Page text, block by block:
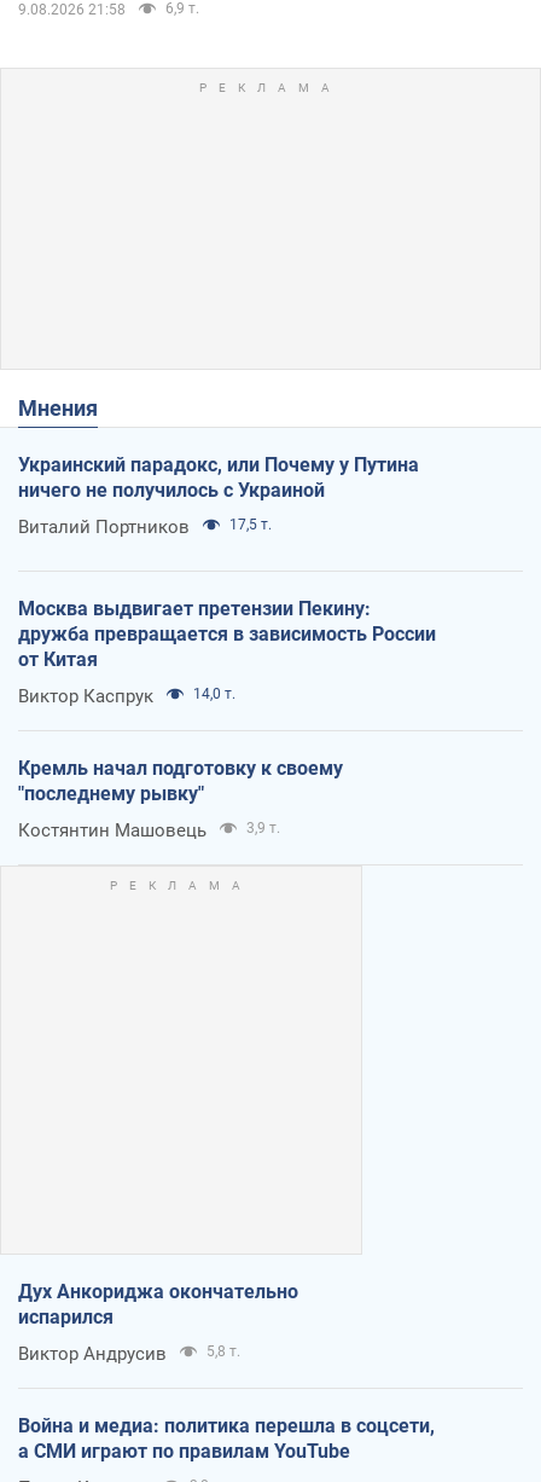
9.08.2026 21:58 6,9 т.
Мнения
Украинский парадокс, или Почему у Путина
ничего не получилось с Украиной
Виталий Портников 17,5 т.
Москва выдвигает претензии Пекину:
дружба превращается в зависимость России
от Китая
Виктор Каспрук 14,0 т.
Кремль начал подготовку к своему
"последнему рывку"
Костянтин Машовець 3,9 т.
Дух Анкориджа окончательно
испарился
Виктор Андрусив 5,8 т.
Война и медиа: политика перешла в соцсети,
а СМИ играют по правилам YouTube